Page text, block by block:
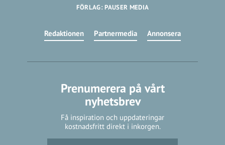
FÖRLAG: PAUSER MEDIA
Redaktionen Partnermedia Annonsera
Prenumerera på vårt
nyhetsbrev
Få inspiration och uppdateringar
kostnadsfritt direkt i inkorgen.